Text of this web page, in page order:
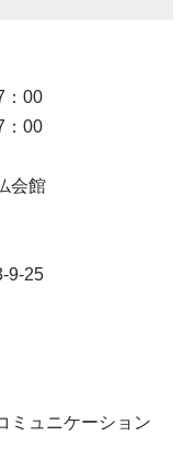
：00
：00
会館
9-25
ミュニケーション